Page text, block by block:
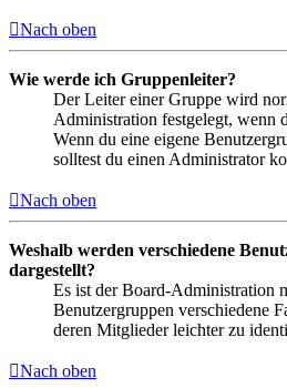
Nach oben
Wie werde ich Gruppenleiter?
Der Leiter einer Gruppe wird
Administration festgelegt, wenn
Wenn du eine eigene
solltest du einen Administrator
Nach oben
Weshalb werden verschiedene
dargestellt?
Es ist der Board-Administration
Benutzergruppen verschiedene
deren Mitglieder leichter zu
Nach oben